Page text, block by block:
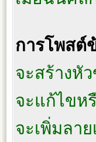
การโพสต์
จะสร้างหั
จะแก้ไขห
จะเพิ่มลา